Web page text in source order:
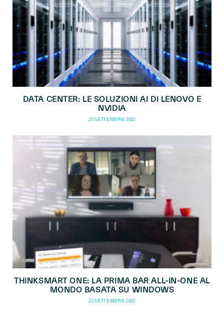
DATA CENTER: LE SOLUZIONI AI DI LENOVO E
NVIDIA
23 SETTEMBRE 2022
THINKSMART ONE: LA PRIMA BAR ALL-IN-ONE AL
MONDO BASATA SU WINDOWS
22 SETTEMBRE 2022